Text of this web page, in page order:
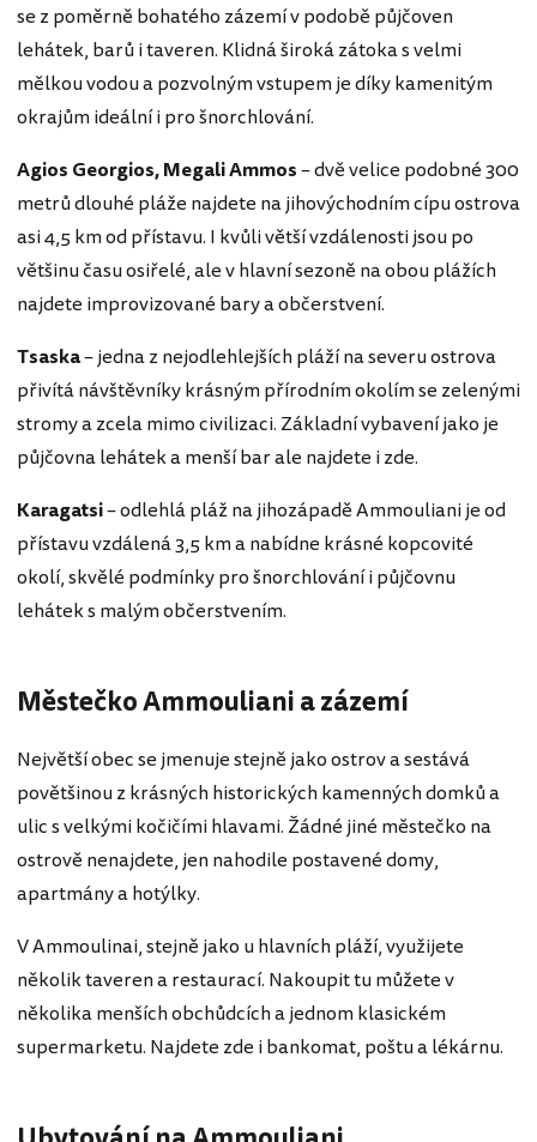
se z poměrně bohatého zázemí v podobě půjčoven
lehátek, barů i taveren. Klidná široká zátoka s velmi
mělkou vodou a pozvolným vstupem je díky kamenitým
okrajům ideální i pro šnorchlování.
Agios Georgios, Megali Ammos– dvě velice podobné 300
metrů dlouhé pláže najdete na jihovýchodním cípu ostrova
asi 4,5 km od přístavu. I kvůli větší vzdálenosti jsou po
většinu času osiřelé, ale v hlavní sezoně na obou plážích
najdete improvizované bary a občerstvení.
Tsaska– jedna z nejodlehlejších pláží na severu ostrova
přivítá návštěvníky krásným přírodním okolím se zelenými
stromy a zcela mimo civilizaci. Základní vybavení jako je
půjčovna lehátek a menší bar ale najdete i zde.
Karagatsi– odlehlá pláž na jihozápadě Ammouliani je od
přístavu vzdálená 3,5 km a nabídne krásné kopcovité
okolí, skvělé podmínky pro šnorchlování i půjčovnu
lehátek s malým občerstvením.
Městečko Ammouliani a zázemí
Největší obec se jmenuje stejně jako ostrov a sestává
povětšinou z krásných historických kamenných domků a
ulic s velkými kočičími hlavami. Žádné jiné městečko na
ostrově nenajdete, jen nahodile postavené domy,
apartmány a hotýlky.
V Ammoulinai, stejně jako u hlavních pláží, využijete
několik taveren a restaurací. Nakoupit tu můžete v
několika menších obchůdcích a jednom klasickém
supermarketu. Najdete zde i bankomat, poštu a lékárnu.